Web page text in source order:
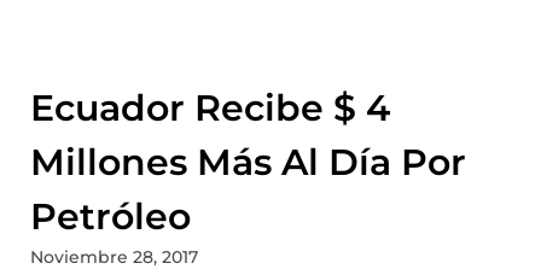
Ecuador Recibe $ 4
Millones Más Al Día Por
Petróleo
Noviembre 28, 2017